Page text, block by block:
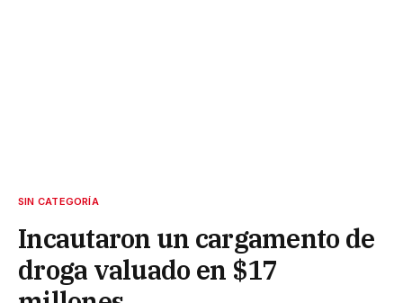
SIN CATEGORÍA
Incautaron un cargamento de
droga valuado en $17